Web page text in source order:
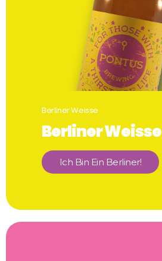
Berliner Weisse
Berliner Weisse
Ich Bin Ein Berliner!